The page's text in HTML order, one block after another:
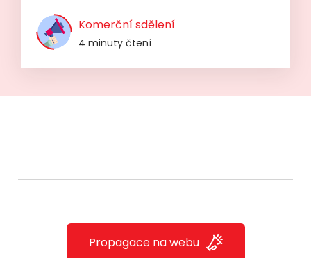
Komerční sdělení
4 minuty čtení
Propagace na webu